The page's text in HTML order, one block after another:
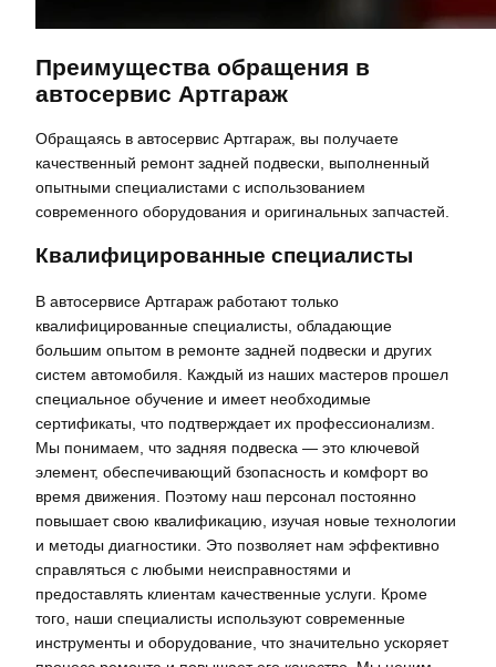
Преимущества обращения в
автосервис Артгараж
Обращаясь в автосервис Артгараж, вы получаете
качественный ремонт задней подвески, выполненный
опытными специалистами с использованием
современного оборудования и оригинальных запчастей.
Квалифицированные специалисты
В автосервисе Артгараж работают только
квалифицированные специалисты, обладающие
большим опытом в ремонте задней подвески и других
систем автомобиля. Каждый из наших мастеров прошел
специальное обучение и имеет необходимые
сертификаты, что подтверждает их профессионализм.
Мы понимаем, что задняя подвеска — это ключевой
элемент, обеспечивающий бзопасность и комфорт во
время движения. Поэтому наш персонал постоянно
повышает свою квалификацию, изучая новые технологии
и методы диагностики. Это позволяет нам эффективно
справляться с любыми неисправностями и
предоставлять клиентам качественные услуги. Кроме
того, наши специалисты используют современные
инструменты и оборудование, что значительно ускоряет